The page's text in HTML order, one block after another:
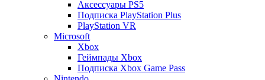
Аксессуары PS5
Подписка PlayStation Plus
PlayStation VR
Microsoft
Xbox
Геймпады Xbox
Подписка Xbox Game Pass